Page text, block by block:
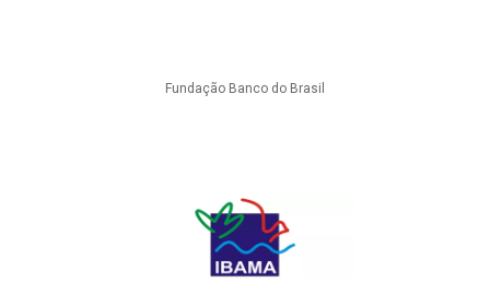
Fundação Banco do Brasil